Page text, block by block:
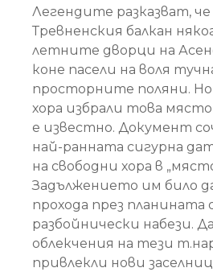
Легендите разказват, че
Тревненския балкан
летните дворци на
коне пасели на воля
просторните поляни.
хора избрали това място
е известно. Документ
най-ранната сигурна
на свободни хора в
Задължението им било
прохода през планината
разбойнически набези.
облекчения на тези
привлекли нови